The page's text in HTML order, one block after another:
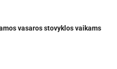
vasaros stovyklos vaikams